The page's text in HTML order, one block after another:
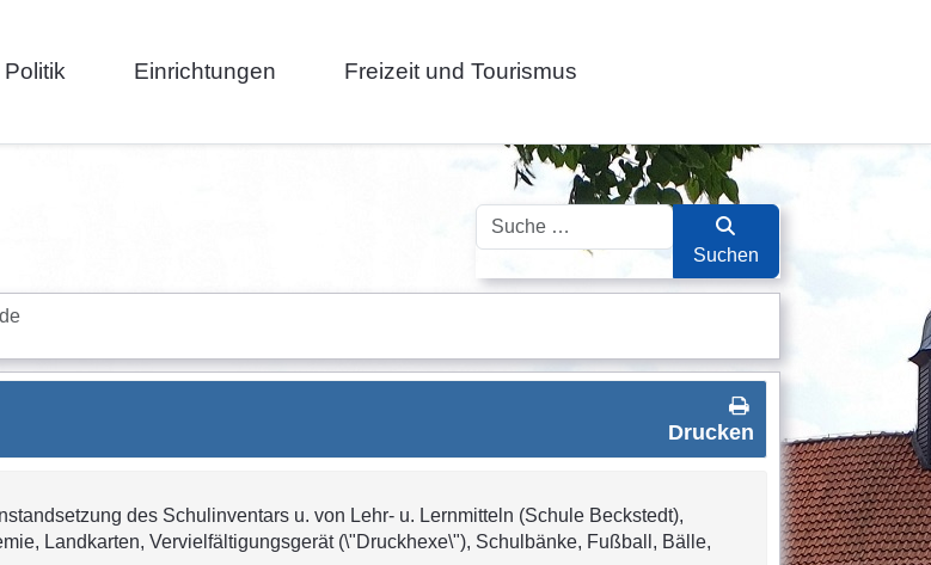
Politik Einrichtungen Freizeit und Tourismus
Suchen
Suchen
Drucken
des Schulinventars u. von Lehr- u. Lernmitteln (Schule Beckstedt),
Landkarten, Vervielfältigungsgerät (\"Druckhexe\"), Schulbänke, Fußball, Bälle,